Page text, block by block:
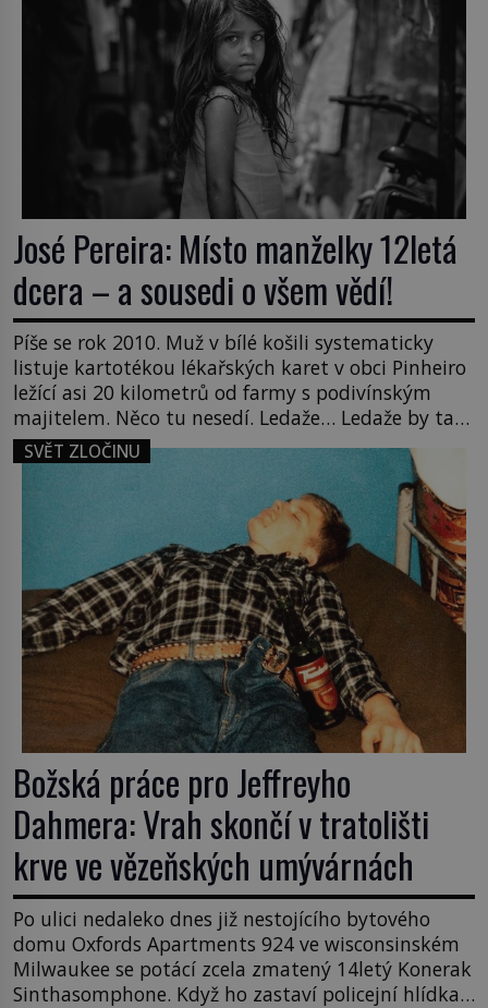
José Pereira: Místo manželky 12letá
dcera – a sousedi o všem vědí!
Píše se rok 2010. Muž v bílé košili systematicky
listuje kartotékou lékařských karet v obci Pinheiro
ležící asi 20 kilometrů od farmy s podivínským
majitelem. Něco tu nesedí. Ledaže… Ledaže by ta
mladá dívka z farmy byla ne manželkou, ale
dcerou – a všechny ty děti byly zplozené v incestu.
Na sociálním odboru jednoho z […]
SVĚT ZLOČINU
Božská práce pro Jeffreyho
Dahmera: Vrah skončí v tratolišti
krve ve vězeňských umývárnách
Po ulici nedaleko dnes již nestojícího bytového
domu Oxfords Apartments 924 ve wisconsinském
Milwaukee se potácí zcela zmatený 14letý Konerak
Sinthasomphone. Když ho zastaví policejní hlídka,